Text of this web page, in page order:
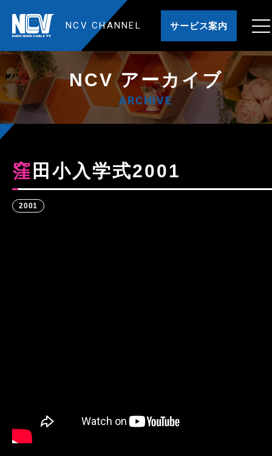
NCV CHANNEL サービス案内
NCV アーカイブ
ARCHIVE
窪田小入学式2001
2001